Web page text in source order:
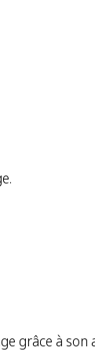
grâce à son